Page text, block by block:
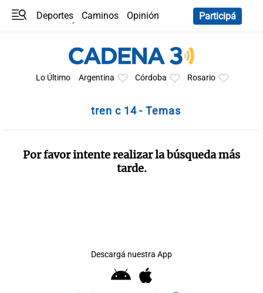
Deportes Caminos
Opinión
Participá
Lo Último Argentina Córdoba Rosario
tren c 14 - Temas
Por favor intente realizar la búsqueda más
tarde.
Descargá nuestra App